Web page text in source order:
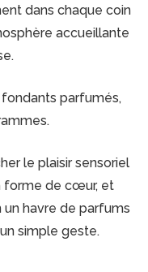
dans chaque coin
accueillante
parfumés,
le plaisir sensoriel
forme de cœur, et
havre de parfums
simple geste.